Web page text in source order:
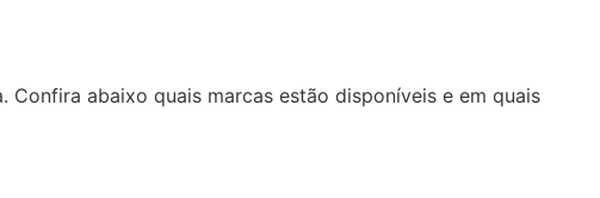
abaixo quais marcas estão disponíveis e em quais